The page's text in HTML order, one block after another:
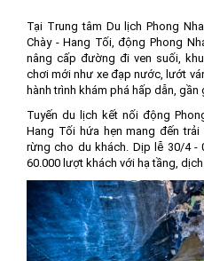
Tại Trung tâm Du lịch Phong
Chày - Hang Tối, động Phong
nâng cấp đường đi ven suối,
chơi mới như xe đạp nước, lướt
hành trình khám phá hấp dẫn, gần
Tuyến du lịch kết nối động
Hang Tối hứa hẹn mang đến
rừng cho du khách. Dịp lễ 30/4
60.000 lượt khách với hạ tầng,